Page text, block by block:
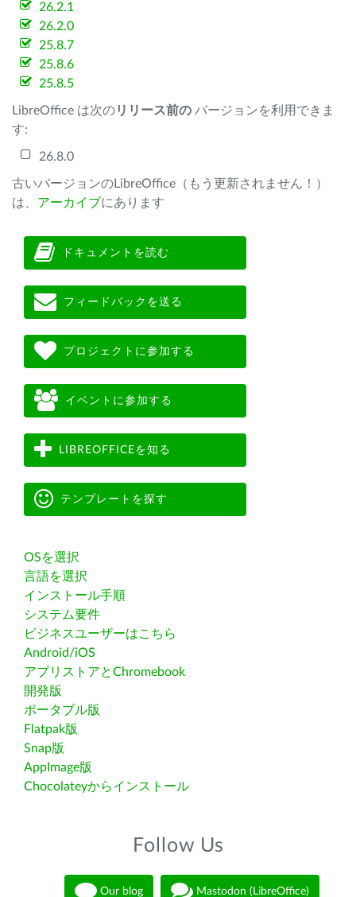
26.2.1
26.2.0
25.8.7
25.8.6
25.8.5
LibreOffice は次のリリース前の バージョンを利用できま
す:
26.8.0
古いバージョンのLibreOffice（もう更新されません！）
は、 アーカイブにあります
ドキュメントを読む
フィードバックを送る
プロジェクトに参加する
イベントに参加する
LIBREOFFICEを知る
テンプレートを探す
OSを選択
言語を選択
インストール手順
システム要件
ビジネスユーザーはこちら
Android/iOS
アプリストアとChromebook
開発版
ポータブル版
Flatpak版
Snap版
AppImage版
Chocolateyからインストール
Follow Us
Our blog Mastodon (LibreOffice)